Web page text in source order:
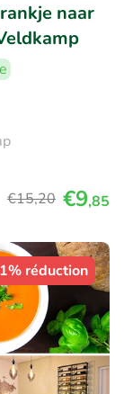
naar
€15,20 €9,85
réduction